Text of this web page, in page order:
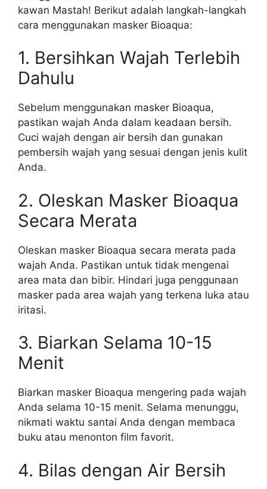
kawan Mastah! Berikut adalah langkah-langkah
cara menggunakan masker Bioaqua:
1. Bersihkan Wajah Terlebih
Dahulu
Sebelum menggunakan masker Bioaqua,
pastikan wajah Anda dalam keadaan bersih.
Cuci wajah dengan air bersih dan gunakan
pembersih wajah yang sesuai dengan jenis kulit
Anda.
2. Oleskan Masker Bioaqua
Secara Merata
Oleskan masker Bioaqua secara merata pada
wajah Anda. Pastikan untuk tidak mengenai
area mata dan bibir. Hindari juga penggunaan
masker pada area wajah yang terkena luka atau
iritasi.
3. Biarkan Selama 10-15
Menit
Biarkan masker Bioaqua mengering pada wajah
Anda selama 10-15 menit. Selama menunggu,
nikmati waktu santai Anda dengan membaca
buku atau menonton film favorit.
4. Bilas dengan Air Bersih